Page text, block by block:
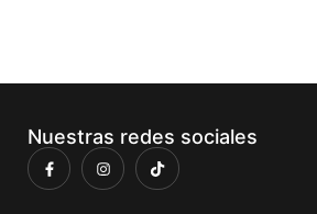
Nuestras redes sociales